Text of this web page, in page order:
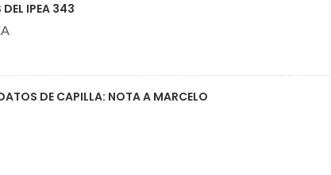
DEL IPEA 343
DE CAPILLA: NOTA A MARCELO